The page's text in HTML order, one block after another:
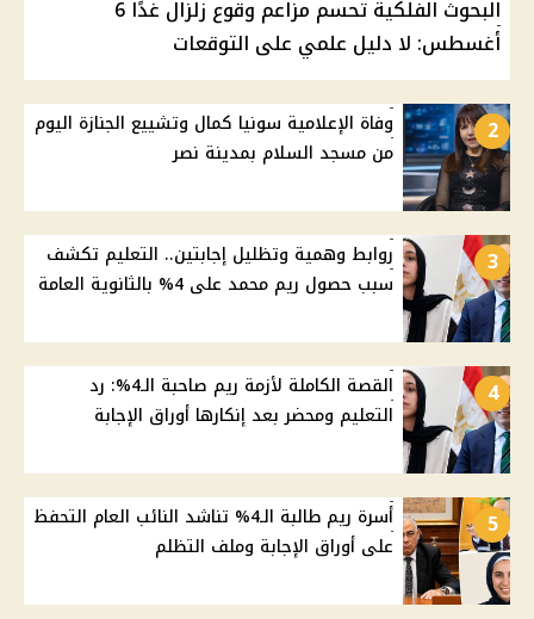
البحوث الفلكية تحسم مزاعم وقوع زلزال غدًا 6
أغسطس: لا دليل علمي على التوقعات
2
وفاة الإعلامية سونيا كمال وتشييع الجنازة اليوم
من مسجد السلام بمدينة نصر
3
روابط وهمية وتظليل إجابتين.. التعليم تكشف
سبب حصول ريم محمد على 4% بالثانوية العامة
4
القصة الكاملة لأزمة ريم صاحبة الـ4%: رد
التعليم ومحضر بعد إنكارها أوراق الإجابة
5
أسرة ريم طالبة الـ4% تناشد النائب العام التحفظ
على أوراق الإجابة وملف التظلم